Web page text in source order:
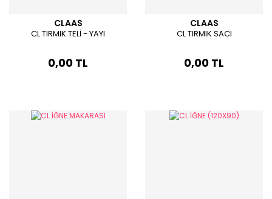
CLAAS
CL TIRMIK TELİ - YAYI
0,00 TL
CLAAS
CL TIRMIK SACI
0,00 TL